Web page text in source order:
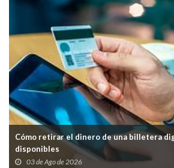
Cómo retirar el dinero de una billetera
disponibles
03 de Ago de 2026